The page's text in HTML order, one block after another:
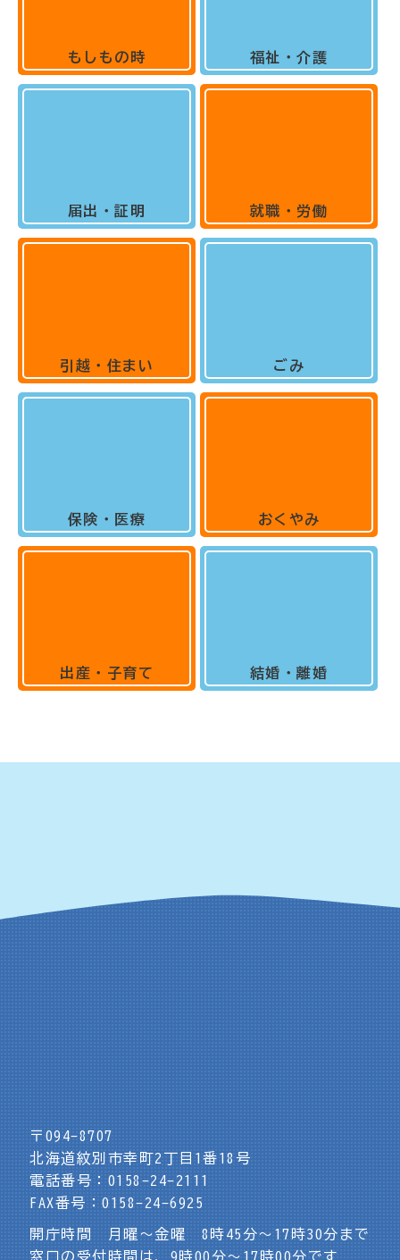
もしもの時
届出・証明
引越・住まい
保険・医療
出産・子育て
福祉・介護
就職・労働
ごみ
おくやみ
結婚・離婚
〒094-8707
北海道紋別市幸町2丁目1番18号
電話番号：0158-24-2111
FAX番号：0158-24-6925
開庁時間 月曜～金曜 8時45分～17時30分まで
窓口の受付時間は、9時00分～17時00分です